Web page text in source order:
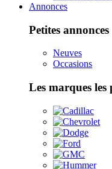
Annonces
Petites annonces
Neuves
Occasions
Les marques les